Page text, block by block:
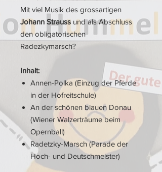
Mit viel Musik des grossartigen
Johann Strauss und als Abschluss
den obligatorischen
Radezkymarsch?
Inhalt:
Annen-Polka (Einzug der Pferde
in der Hofreitschule)
An der schönen blauen Donau
(Wiener Walzerträume beim
Opernball)
Radetzky-Marsch (Parade der
Hoch- und Deutschmeister)